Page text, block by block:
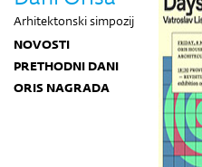
Arhitektonski simpozij
NOVOSTI
PRETHODNI DANI
ORIS NAGRADA